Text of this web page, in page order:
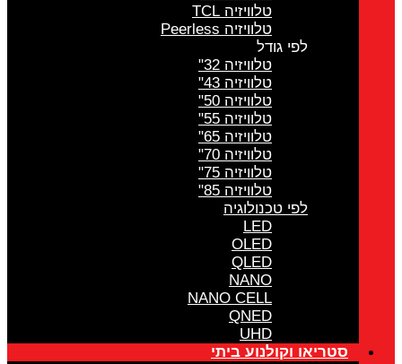
טלוויזיה TCL
טלוויזיה Peerless
לפי גודל
טלוויזיה 32"
טלוויזיה 43"
טלוויזיה 50"
טלוויזיה 55"
טלוויזיה 65"
טלוויזיה 70"
טלוויזיה 75"
טלוויזיה 85"
לפי טכנולוגיה
LED
OLED
QLED
NANO
NANO CELL
QNED
UHD
סטריאו וקולנוע ביתי